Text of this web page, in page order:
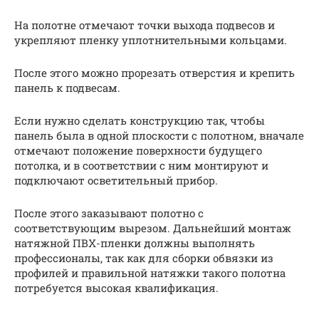
На полотне отмечают точки выхода подвесов и
укрепляют пленку уплотнительными кольцами.
После этого можно прорезать отверстия и крепить
панель к подвесам.
Если нужно сделать конструкцию так, чтобы
панель была в одной плоскости с полотном, вначале
отмечают положение поверхности будущего
потолка, и в соответствии с ним монтируют и
подключают осветительный прибор.
После этого заказывают полотно с
соответствующим вырезом. Дальнейший монтаж
натяжной ПВХ-пленки должны выполнять
профессионалы, так как для сборки обвязки из
профилей и правильной натяжки такого полотна
потребуется высокая квалификация.